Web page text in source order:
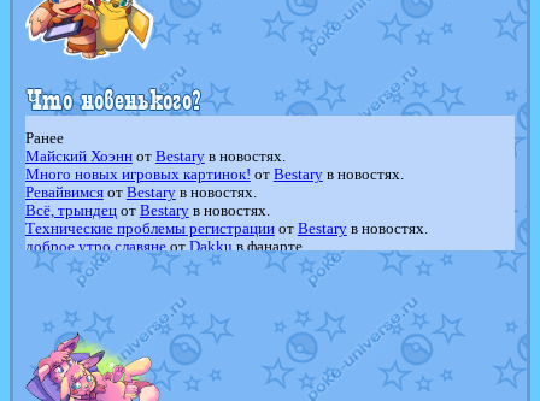
Ранее
Майский Хоэннот Bestaryв новостях.
Много новых игровых картинок! от Bestaryв новостях.
Ревайвимсяот Bestaryв новостях.
Всё, трындецот Bestaryв новостях.
Технические проблемы регистрацииот Bestaryв новостях.
доброе утро славянеот Dakku в фанарте.
Йолда и Мимикью отMavisNyanCatв фанарте.
Недовольный котомангуст
в фанарте.
отRandomon
шадоу спиритомб
отilovearceus
в фанарте.
траббишотilovearceusв фанарте.
Raging BoltотGraceDaFox
в фанарте.
Shadow mismagiusотJOK_julia
в фанарте.
художникот vicavicaв фанарте.